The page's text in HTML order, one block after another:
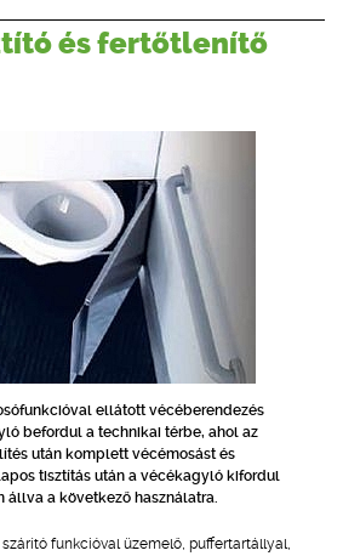
KÉPZÉSEK
és fertőtlenítő
ellátott vécéberendezés
befordul a technikai térbe, ahol az
után komplett vécémosást és
tisztítás után a vécékagyló kifordul
állva a következő használatra.
funkcióval üzemelő, puffertartállyal,